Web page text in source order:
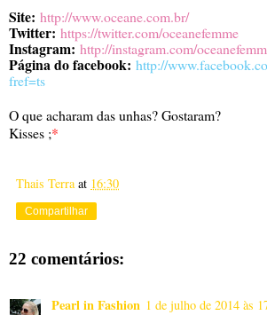
Site: http://www.oceane.com.br/
Twitter: https://twitter.com/oceanefemme
Instagram: http://instagram.com/
Página do facebook: http://
fref=ts
O que acharam das unhas? Gostaram?
Kisses ;*
Thais Terra at 16:30
Compartilhar
22 comentários:
Pearl in Fashion 1 de julho de 2014 às